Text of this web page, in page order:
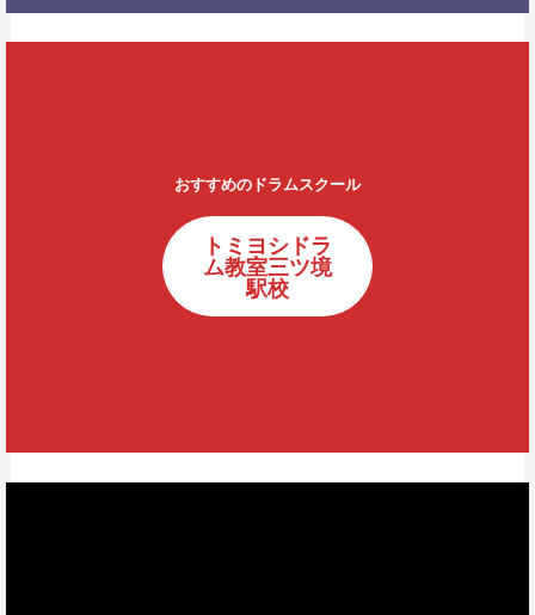
おすすめのドラムスクール
トミヨシドラ
ム教室三ツ境
駅校